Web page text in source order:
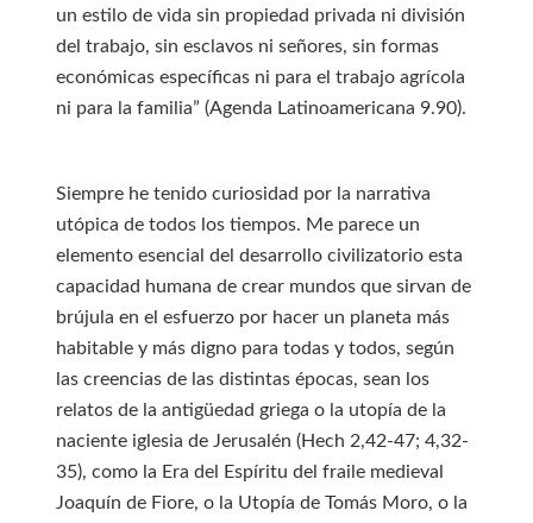
un estilo de vida sin propiedad privada ni división
del trabajo, sin esclavos ni señores, sin formas
económicas específicas ni para el trabajo agrícola
ni para la familia” (Agenda Latinoamericana 9.90).
Siempre he tenido curiosidad por la narrativa
utópica de todos los tiempos. Me parece un
elemento esencial del desarrollo civilizatorio esta
capacidad humana de crear mundos que sirvan de
brújula en el esfuerzo por hacer un planeta más
habitable y más digno para todas y todos, según
las creencias de las distintas épocas, sean los
relatos de la antigüedad griega o la utopía de la
naciente iglesia de Jerusalén (Hech 2,42-47; 4,32-
35), como la Era del Espíritu del fraile medieval
Joaquín de Fiore, o la Utopía de Tomás Moro, o la